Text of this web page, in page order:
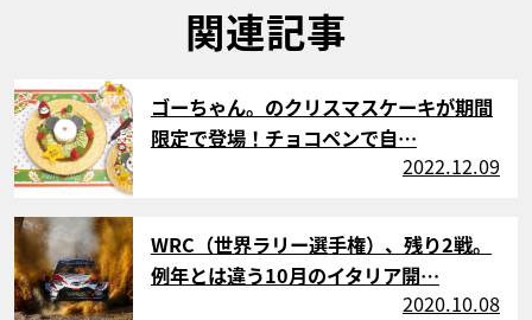
関連記事
ゴーちゃん。のクリスマスケーキが期間
限定で登場！チョコペンで自…
2022.12.09
サムネイル
WRC（世界ラリー選手権）、残り2戦。
例年とは違う10月のイタリア開…
2020.10.08